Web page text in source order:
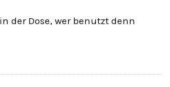
der Dose, wer benutzt denn